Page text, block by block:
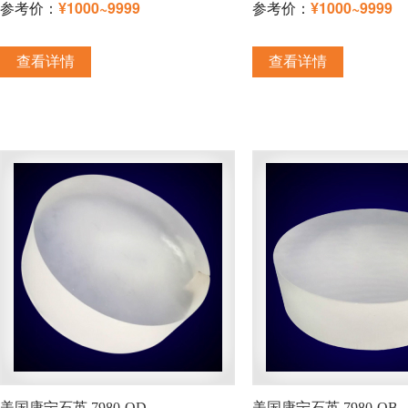
参考价： ¥1000~9999
查看详情
参考价： ¥1000~9999
查看详情